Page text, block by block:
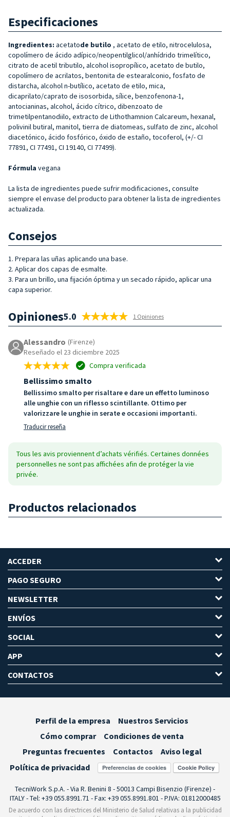
Especificaciones
Ingredientes: acetatode butilo , acetato de etilo, nitrocelulosa,
copolímero de ácido adípico/neopentilglicol/anhídrido trimelítico,
citrato de acetil tributilo, alcohol isopropílico, acetato de butilo,
copolímero de acrilatos, bentonita de estearalconio, fosfato de
distarcha, alcohol n-butílico, acetato de etilo, mica,
dicaprilato/caprato de isosorbida, sílice, benzofenona-1,
antocianinas, alcohol, ácido cítrico, dibenzoato de
trimetilpentanodiilo, extracto de Lithothamnion Calcareum, hexanal,
polivinil butiral, manitol, tierra de diatomeas, sulfato de zinc, alcohol
diacetónico, ácido fosfórico, óxido de estaño, tocoferol, (+/- CI
77891, CI 77491, CI 19140, CI 77499).
Fórmula vegana
La lista de ingredientes puede sufrir modificaciones, consulte
siempre el envase del producto para obtener la lista de ingredientes
actualizada.
Consejos
1. Prepara las uñas aplicando una base.
2. Aplicar dos capas de esmalte.
3. Para un brillo, una fijación óptima y un secado rápido, aplicar una
capa superior.
Opiniones5.0 1 Opiniones
Alessandro (Firenze)
Reseñado el 23 diciembre 2025
Compra verificada
Bellissimo smalto
Bellissimo smalto per risaltare e dare un effetto luminoso
alle unghie con un riflesso scintillante. Ottimo per
valorizzare le unghie in serate e occasioni importanti.
Traducir reseña
Tous les avis proviennent d’achats vérifiés. Certaines données
personnelles ne sont pas affichées afin de protéger la vie
privée.
Productos relacionados
ACCEDER
PAGO SEGURO
NEWSLETTER
ENVÍOS
SOCIAL
APP
CONTACTOS
Perfil de la empresa
Nuestros Servicios
Cómo comprar
Condiciones de venta
Preguntas frecuentes
Contactos
Aviso legal
Política de privacidad
Preferencias de cookies
TecniWork S.p.A. - Via R. Benini 8 - 50013 Campi Bisenzio (Firenze) -
ITALY - Tel: +39 055.8991.71 - Fax: +39 055.8991.801 - P.IVA: 01812000485
De acuerdo con las directrices del Ministerio de Salud relativas a la publicidad